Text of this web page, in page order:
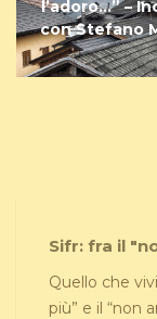
l’adoro…” –
con Stefano
Sifr: fra il
Quello che
più” e il “non